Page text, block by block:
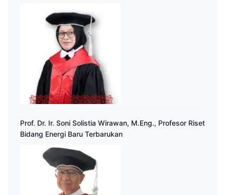
Prof. Dr. Ir. Soni Solistia Wirawan, M.Eng., Profesor Riset
Bidang Energi Baru Terbarukan